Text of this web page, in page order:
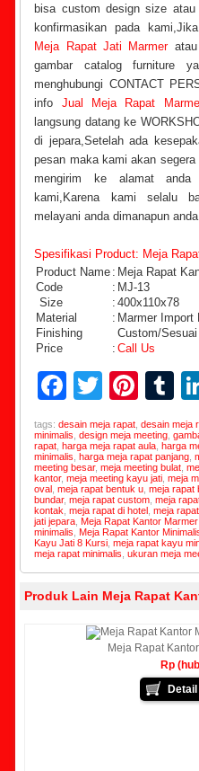
bisa custom design size
konfirmasikan pada
Meja Rapat Jati Marmeratau
gambar catalog furniture
menghubungi CONTACT
info Jual Meja Rapat
langsung datang ke
di jepara,Setelah ada
pesan maka kami akan
mengirim ke alamat anda
kami,Karena kami selalu
melayani anda dimanapun anda
Spesifikasi Product: Meja
Product Name : Meja Rapat
Code
: MJ-13
Size
: 400x110x78
Material
: Marmer Import
Finishing
Custom/
Price
: Call Us
Facebook
Twitter
tags:desain meja rapat ,desain meja
minimalis ,design meja meeting ,
rapat ,harga meja rapat aula ,harga
minimalis ,harga meja rapat panjang ,
meeting besar,meja meeting bulat ,
kantor,meja meeting kayu jati ,meja
oval ,meja rapat bentuk u ,meja rapat
bundar,meja rapat custom ,meja
kontak ,meja rapat di hotel ,meja
jati jepara ,Meja Rapat Kantor
minimalis ,Meja Rapat Kantor
Kayu Jati 8 Kursi ,meja rapat kayu
meja rapat minimalis ,ukuran meja
Produk Lain Meja Rapat
Meja Rapat
Rp
Detail